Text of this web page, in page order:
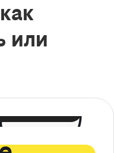
или